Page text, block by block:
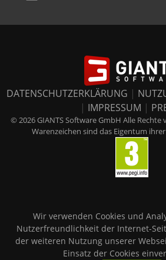
DATENSCHUTZERKLÄRUNG |
| IMPRESSUM |
© 2026 GIANTS Software GmbH Alle
Warenzeichen sind das Eigentum
Wir verwenden Cookies und
Nutzerfreundlichkeit der Internet-
der weiteren Nutzung unserer
Einsatz der Cookies